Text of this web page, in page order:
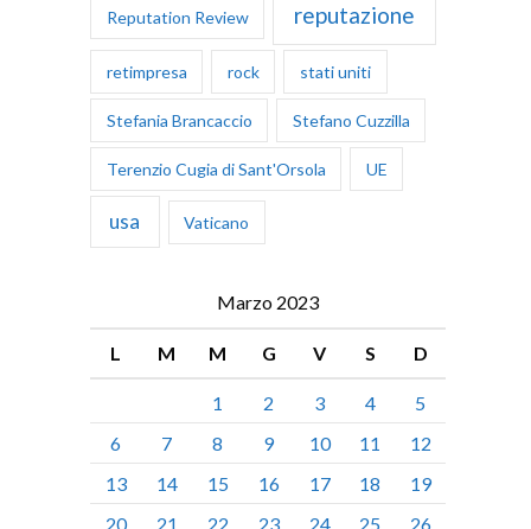
Reputation Review reputazione
retimpresa rock stati uniti
Stefania Brancaccio Stefano Cuzzilla
Terenzio Cugia di Sant'Orsola UE
usa Vaticano
Marzo 2023
L M M G V S D
1 2 3 4
5
6
7 8 9 10 11
12
13
14 15 16 17 18
19
20
21 22 23 24 25
26